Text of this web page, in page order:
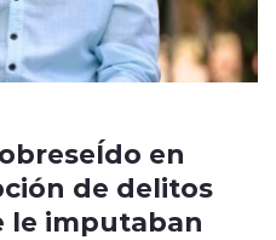
en
de delitos
le imputaban